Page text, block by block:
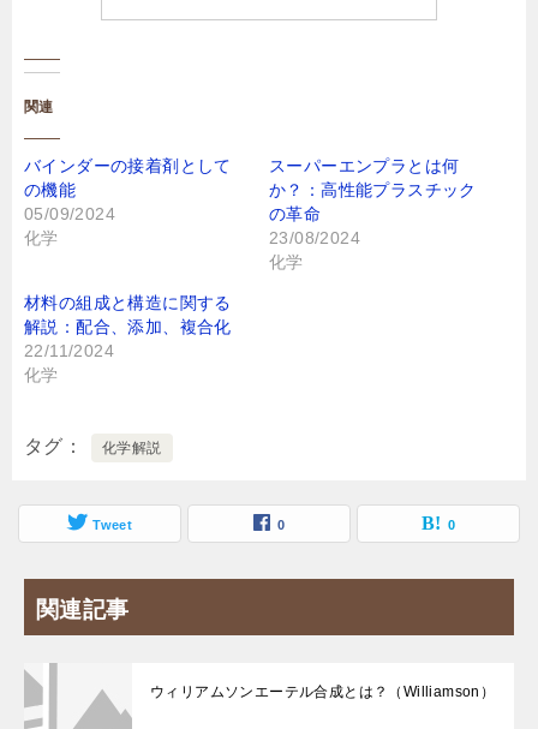
関連
バインダーの接着剤として
の機能
05/09/2024
化学
スーパーエンプラとは何
か？：高性能プラスチック
の革命
23/08/2024
化学
材料の組成と構造に関する
解説：配合、添加、複合化
22/11/2024
化学
タグ 化学解説
Tweet 0 0
関連記事
ウィリアムソンエーテル合成とは？（Williamson）